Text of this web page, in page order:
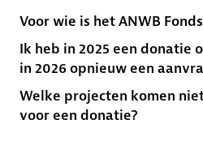
Voor wie is het ANWB
Ik heb in 2025 een donatie
in 2026 opnieuw een
Welke projecten komen
voor een donatie?